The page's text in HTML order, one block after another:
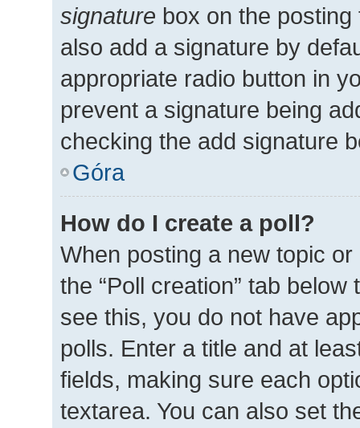
signature box on the
also add a signature by
appropriate radio button in
prevent a signature being
checking the add signature
Góra
How do I create a poll?
When posting a new topic
the “Poll creation” tab
see this, you do not have
polls. Enter a title and at
fields, making sure each
textarea. You can also set